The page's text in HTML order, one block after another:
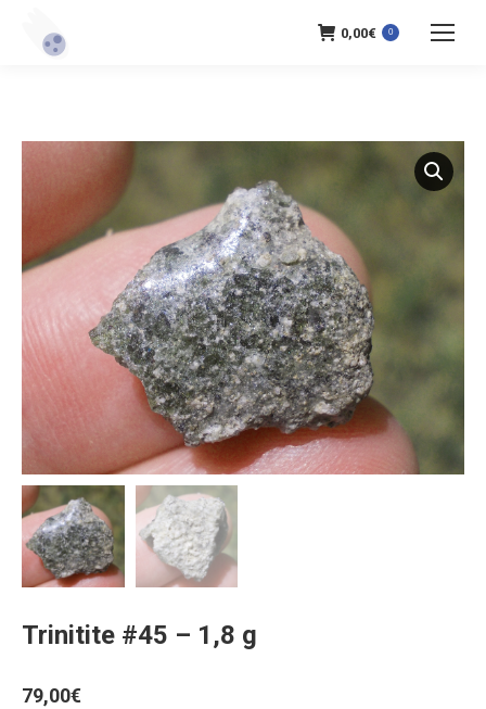
0,00€ 0
Trinitite #45 – 1,8 g
79,00€